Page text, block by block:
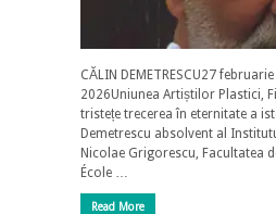
CĂLIN DEMETRESCU27
2026Uniunea Artiștilor Plastici,
tristețe trecerea în eternitate a
Demetrescu absolvent al
Nicolae Grigorescu, Facultatea
École …
Read More